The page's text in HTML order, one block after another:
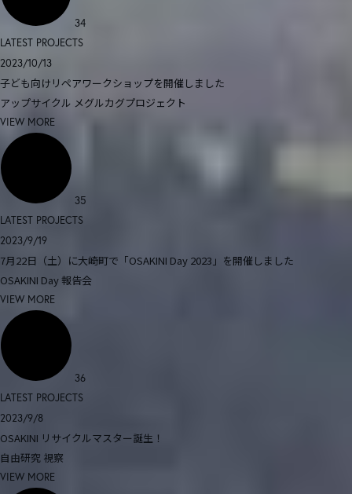
34
LATEST PROJECTS
2023/10/13
子ども向けリペアワークショップを開催しました
アップサイクル メグルカグプロジェクト
VIEW MORE
35
LATEST PROJECTS
2023/9/19
7月22日（土）に大崎町で「OSAKINI Day 2023」を開催しました
OSAKINI Day報告会
VIEW MORE
36
LATEST PROJECTS
2023/9/8
OSAKINI リサイクルマスター誕生！
自由研究 視察
VIEW MORE